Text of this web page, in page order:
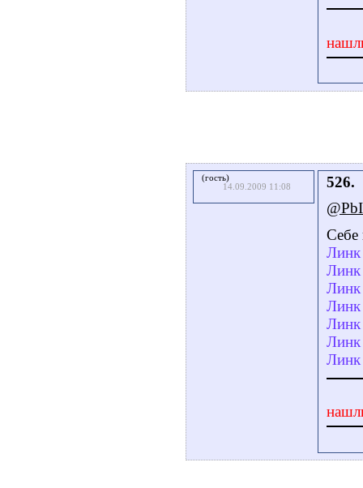
(гость)
14.09.2009 11:08
526.
Себе
Линк
Линк
Линк
Линк
Линк
Линк
Линк